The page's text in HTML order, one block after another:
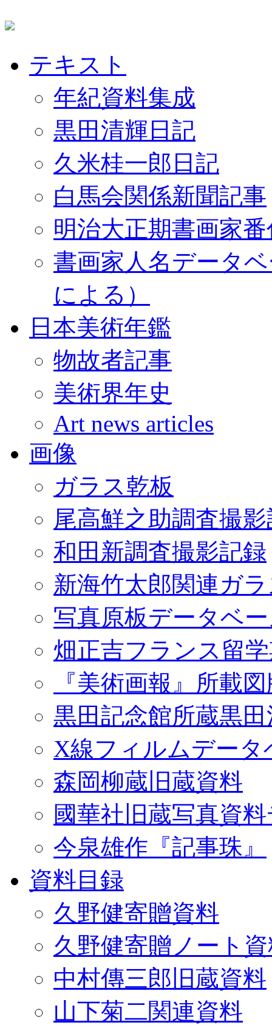
テキスト
年紀資料集成
黒田清輝日記
久米桂一郎日記
白馬会関係新聞記事
明治大正期書画家
書画家人名データ
による）
日本美術年鑑
物故者記事
美術界年史
Art news articles
画像
ガラス乾板
尾高鮮之助調査撮
和田新調査撮影記録
新海竹太郎関連ガ
写真原板データベ
畑正吉フランス留
『美術画報』所載
黒田記念館所蔵黒
X線フィルムデータ
森岡柳蔵旧蔵資料
國華社旧蔵写真資
今泉雄作『記事珠』
資料目録
久野健寄贈資料
久野健寄贈ノート
中村傳三郎旧蔵資料
山下菊二関連資料